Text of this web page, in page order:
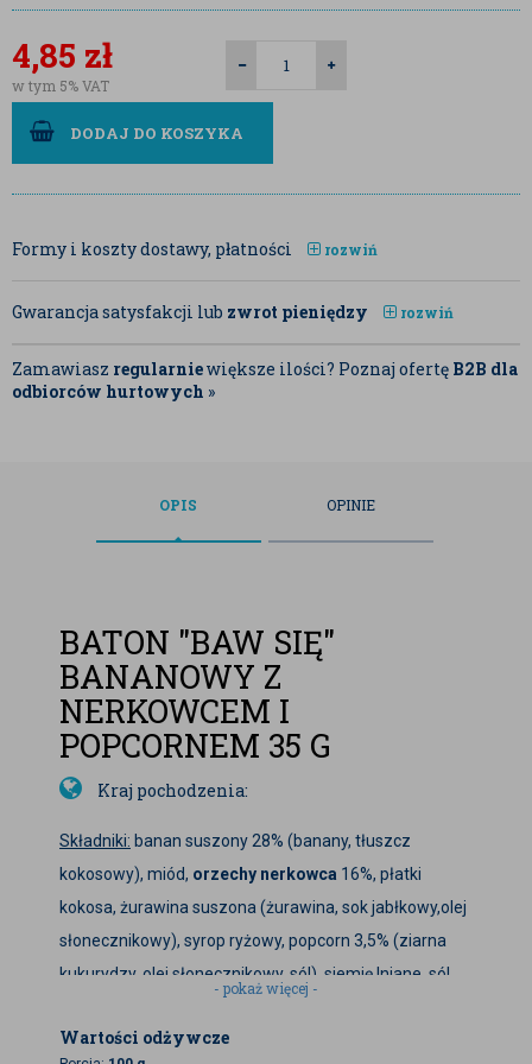
4,85 zł
w tym 5% VAT
DODAJ DO KOSZYKA
Formy i koszty dostawy, płatności rozwiń
Gwarancja satysfakcji lub zwrot pieniędzy rozwiń
Zamawiasz regularniewiększe ilości? Poznaj ofertę B2B dla
odbiorców hurtowych »
OPIS OPINIE
BATON "BAW SIĘ"
BANANOWY Z
NERKOWCEM I
POPCORNEM 35 G
Kraj pochodzenia:
Składniki: banan suszony 28% (banany, tłuszcz
kokosowy), miód, orzechy nerkowca 16%, płatki
kokosa, żurawina suszona (żurawina, sok jabłkowy,olej
słonecznikowy), syrop ryżowy, popcorn 3,5% (ziarna
kukurydzy, olej słonecznikowy, sól), siemię lniane, sól
prawidłowym funkcjonowaniu układu nerwowego, a
- pokaż więcej -
Wartości odżywcze